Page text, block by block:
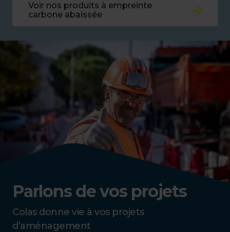
Voir nos produits à empreinte
carbone abaissée
Parlons de vos projets
Colas donne vie à vos projets
d’aménagement